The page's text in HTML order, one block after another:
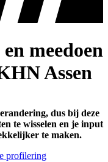
meedoen
Assen
dus bij deze
te wisselen en je input
te maken.
profilering